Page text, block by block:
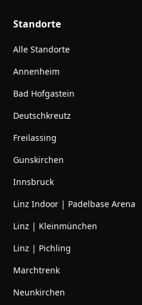
Standorte
Alle Standorte
Annenheim
Bad Hofgastein
Deutschkreutz
Freilassing
Gunskirchen
Innsbruck
Linz Indoor | Padelbase Arena
Linz | Kleinmünchen
Linz | Pichling
Marchtrenk
Neunkirchen